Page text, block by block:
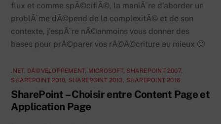
flux et comme spÃ©cifiÃ©, la maniÃ¨re d’aborder un
problÃ¨me dÃ©pend de la complexitÃ© et de son
contexte, j’espÃ¨re nÃ©anmoins vous donner des
bases pour prÃ©parer vos rÃ©Ã©criture au mieux 🙂
.NET, DÃ©VELOPPEMENT, MICROSOFT, SHAREPOINT 2007,
SHAREPOINT 2010, SHAREPOINT 2013, SHAREPOINT 2016
SharePoint – Choisir entre Content Page et
Application Page